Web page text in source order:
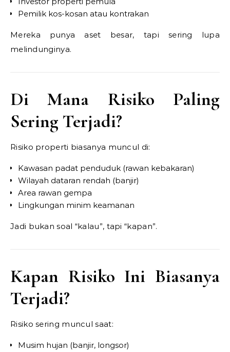
Pemilik kos-kosan atau kontrakan
Mereka punya aset besar, tapi sering lupa
melindunginya.
Di Mana Risiko Paling
Sering Terjadi?
Risiko properti biasanya muncul di:
Kawasan padat penduduk (rawan kebakaran)
Wilayah dataran rendah (banjir)
Area rawan gempa
Lingkungan minim keamanan
Jadi bukan soal “kalau”, tapi “kapan”.
Kapan Risiko Ini Biasanya
Terjadi?
Risiko sering muncul saat:
Musim hujan (banjir, longsor)